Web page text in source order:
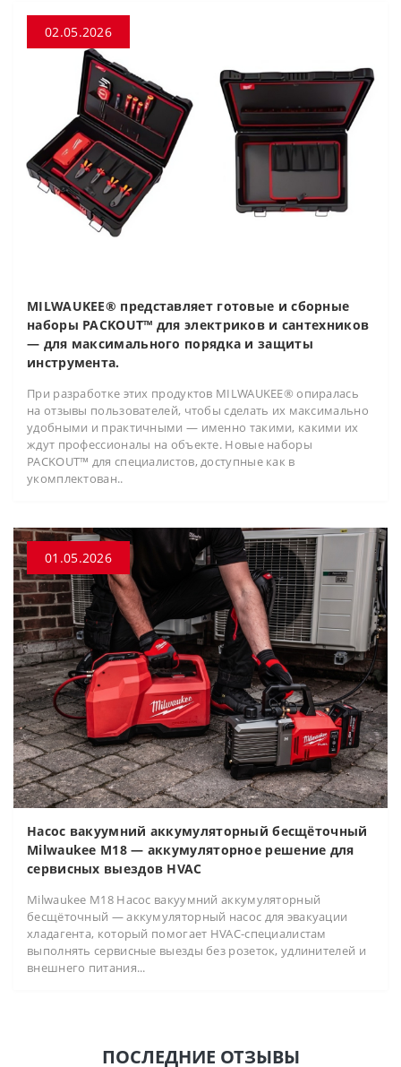
02.05.2026
MILWAUKEE® представляет готовые и сборные
наборы PACKOUT™ для электриков и сантехников
— для максимального порядка и защиты
инструмента.
При разработке этих продуктов MILWAUKEE® опиралась
на отзывы пользователей, чтобы сделать их максимально
удобными и практичными — именно такими, какими их
ждут профессионалы на объекте. Новые наборы
PACKOUT™ для специалистов, доступные как в
укомплектован..
01.05.2026
Насос вакуумний аккумуляторный бесщёточный
Milwaukee M18 — аккумуляторное решение для
сервисных выездов HVAC
Milwaukee M18 Насос вакуумний аккумуляторный
бесщёточный — аккумуляторный насос для эвакуации
хладагента, который помогает HVAC-специалистам
выполнять сервисные выезды без розеток, удлинителей и
внешнего питания...
ПОСЛЕДНИЕ ОТЗЫВЫ